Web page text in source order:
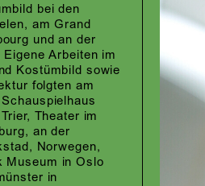
bei den
am Grand
und an der
Arbeiten im
Kostümbild sowie
folgten am
Theater im
an der
Norwegen,
Museum in Oslo
in